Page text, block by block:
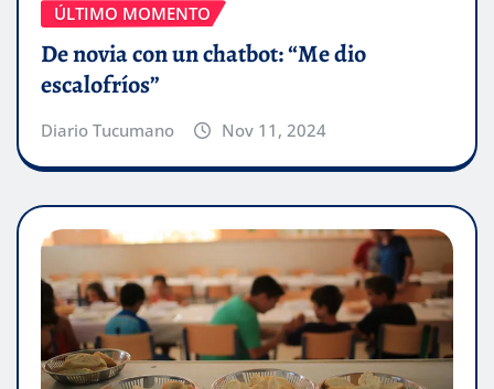
ÚLTIMO MOMENTO
De novia con un chatbot: “Me dio
escalofríos”
Diario Tucumano Nov 11, 2024